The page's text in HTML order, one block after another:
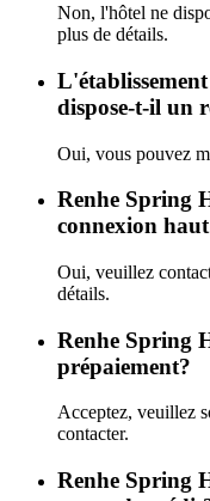
Non, l'hôtel ne
plus de détails.
dispose-t-il un
Oui, vous pouvez
Renhe Spring
connexion
Oui, veuillez
détails.
Renhe Spring
prépaiement?
Acceptez, veuillez
contacter.
Renhe Spring